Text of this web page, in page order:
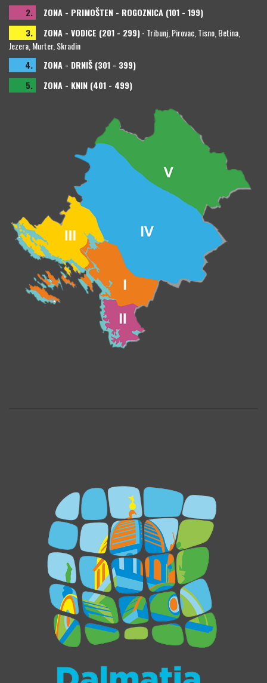
2.
ZONA - PRIMOŠTEN - ROGOZNICA (101 - 199)
3.
ZONA - VODICE (201 - 299)- Tribunj, Pirovac, Tisno, Betina,
Jezera, Murter, Skradin
4.
ZONA - DRNIŠ (301 - 399)
5.
ZONA - KNIN (401 - 499)